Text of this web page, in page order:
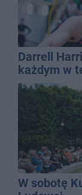
Darrell
każdym w
W sobotę